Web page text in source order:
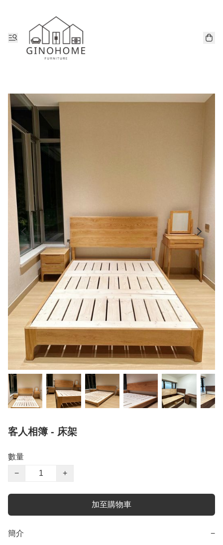
客人相簿 - 床架
數量
−
+
加至購物車
簡介 −